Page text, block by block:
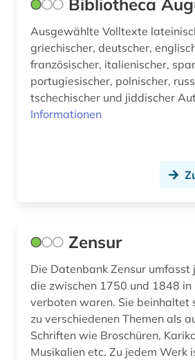
Bibliotheca
Ausgewählte Volltexte
griechischer, deutscher,
französischer, italienischer,
portugiesischer, polnischer,
tschechischer und jiddischer
Informationen
Zensur
Die Datenbank Zensur umfasst
die zwischen 1750 und 1848 in
verboten waren. Sie beinhaltet
zu verschiedenen Themen als
Schriften wie Broschüren,
Musikalien etc. Zu jedem Werk